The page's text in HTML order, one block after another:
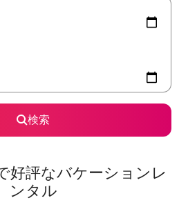
検索
好評なバケーションレ
ンタル